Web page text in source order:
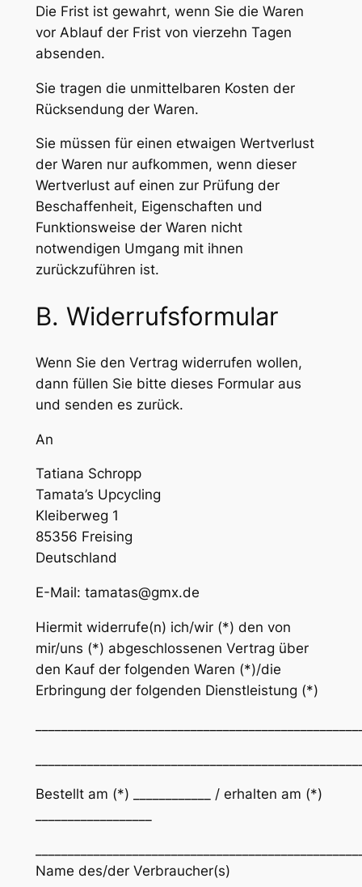
Die Frist ist gewahrt, wenn Sie die Waren
vor Ablauf der Frist von vierzehn Tagen
absenden.
Sie tragen die unmittelbaren Kosten der
Rücksendung der Waren.
Sie müssen für einen etwaigen Wertverlust
der Waren nur aufkommen, wenn dieser
Wertverlust auf einen zur Prüfung der
Beschaffenheit, Eigenschaften und
Funktionsweise der Waren nicht
notwendigen Umgang mit ihnen
zurückzuführen ist.
B. Widerrufsformular
Wenn Sie den Vertrag widerrufen wollen,
dann füllen Sie bitte dieses Formular aus
und senden es zurück.
An
Tatiana Schropp
Tamata’s Upcycling
Kleiberweg 1
85356 Freising
Deutschland
E-Mail: tamatas@gmx.de
Hiermit widerrufe(n) ich/wir (*) den von
mir/uns (*) abgeschlossenen Vertrag über
den Kauf der folgenden Waren (*)/die
Erbringung der folgenden Dienstleistung (*)
Bestellt am (*) ____________ / erhalten am (*)
Name des/der Verbraucher(s)